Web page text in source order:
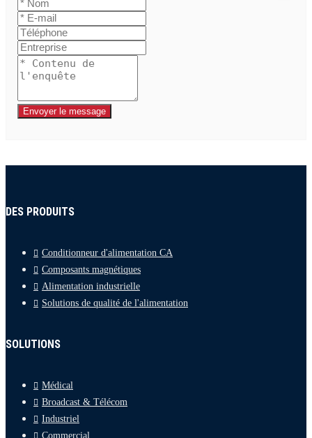
Envoyer le message
DES PRODUITS
Conditionneur d'alimentation CA
Composants magnétiques
Alimentation industrielle
Solutions de qualité de l'alimentation
SOLUTIONS
Médical
Broadcast & Télécom
Industriel
Commercial